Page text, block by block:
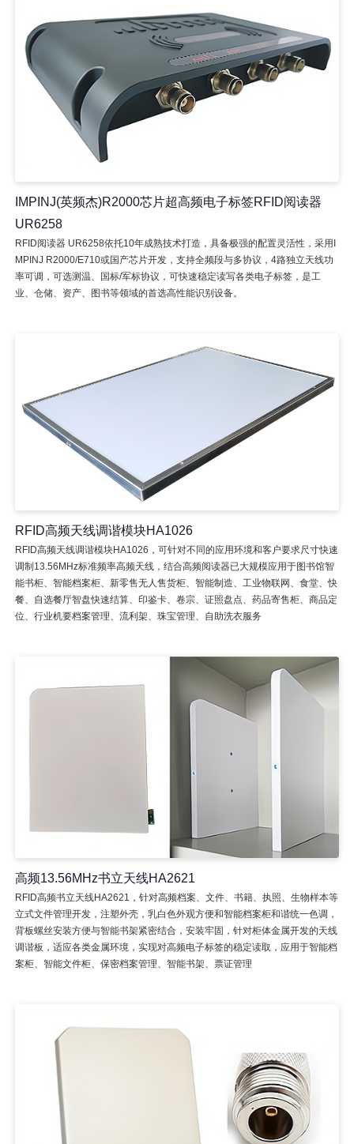
IMPINJ(英频杰)R2000芯片超高频电子标签RFID阅读器
UR6258
RFID阅读器 UR6258依托10年成熟技术打造，具备极强的配置灵活性，采用I
MPINJ R2000/E710或国产芯片开发，支持全频段与多协议，4路独立天线功
率可调，可选测温、国标/军标协议，可快速稳定读写各类电子标签，是工
业、仓储、资产、图书等领域的首选高性能识别设备。
RFID高频天线调谐模块HA1026
RFID高频天线调谐模块HA1026，可针对不同的应用环境和客户要求尺寸快速
调制13.56MHz标准频率高频天线，结合高频阅读器已大规模应用于图书馆智
能书柜、智能档案柜、新零售无人售货柜、智能制造、工业物联网、食堂、快
餐、自选餐厅智盘快速结算、印鉴卡、卷宗、证照盘点、药品寄售柜、商品定
位、行业机要档案管理、流利架、珠宝管理、自助洗衣服务
高频13.56MHz书立天线HA2621
RFID高频书立天线HA2621，针对高频档案、文件、书籍、执照、生物样本等
立式文件管理开发，注塑外壳，乳白色外观方便和智能档案柜和谐统一色调，
背板螺丝安装方便与智能书架紧密结合，安装牢固，针对柜体金属开发的天线
调谐板，适应各类金属环境，实现对高频电子标签的稳定读取，应用于智能档
案柜、智能文件柜、保密档案管理、智能书架、票证管理